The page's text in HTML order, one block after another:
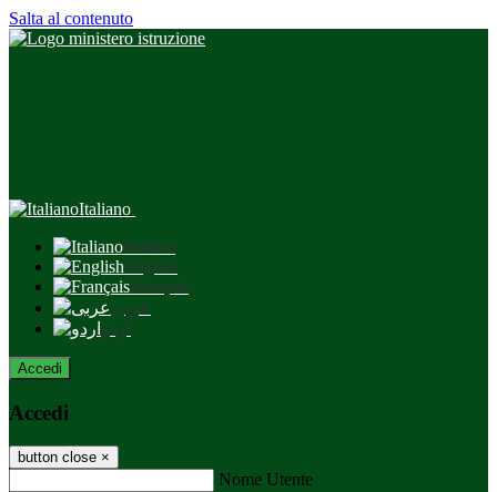
Salta al contenuto
Italiano
Italiano
English
Français
عربى
اردو
Accedi
Accedi
button close ×
Nome Utente